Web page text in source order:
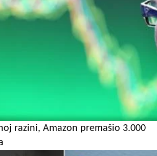
razini, Amazon premašio 3.000